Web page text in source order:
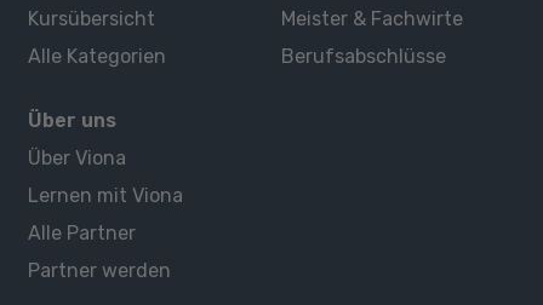
Kursübersicht
Alle Kategorien
Meister & Fachwirte
Berufsabschlüsse
Über uns
Über Viona
Lernen mit Viona
Alle Partner
Partner werden